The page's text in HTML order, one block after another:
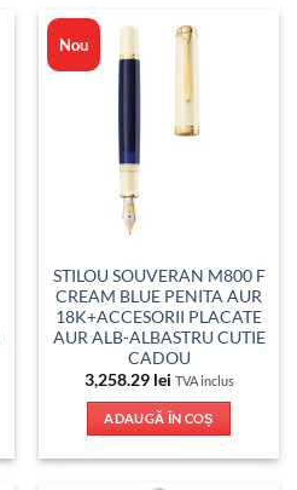
Nou
STILOU SOUVERAN M800 F
CREAM BLUE PENITA AUR
18K+ACCESORII PLACATE
AUR ALB-ALBASTRU CUTIE
CADOU
3,258.29 lei TVA inclus
ADAUGĂ ÎN COȘ